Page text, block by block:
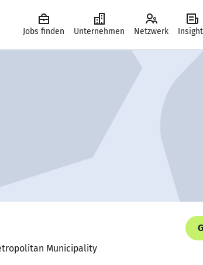
Jobs finden Unternehmen Netzwerk
Municipality